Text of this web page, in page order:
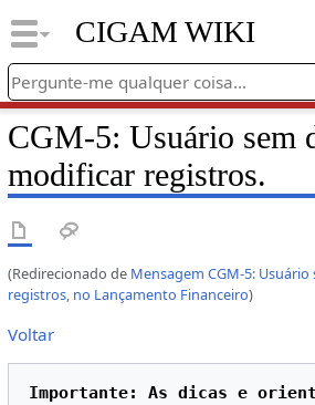
CIGAM WIKI
CGM-5: Usuário sem
modificar registros.
(Redirecionado de Mensagem CGM-5:
registros, no Lançamento Financeiro)
Voltar
Importante: As dicas e